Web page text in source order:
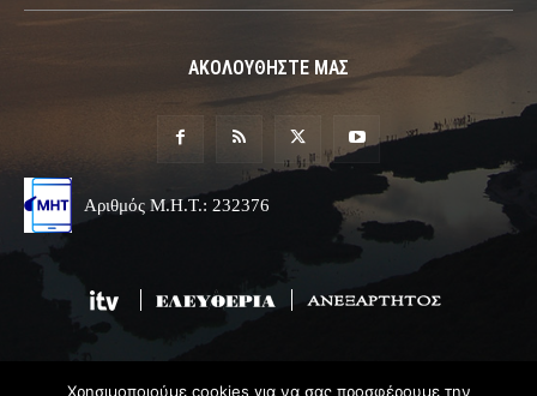
ΑΚΟΛΟΥΘΗΣΤΕ ΜΑΣ
Αριθμός Μ.Η.Τ.: 232376
Χρησιμοποιούμε cookies για να σας προσφέρουμε την